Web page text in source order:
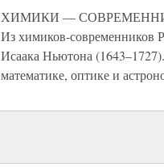
ХИМИКИ —
Из химиков-современников
Исаака Ньютона
математике, оптике и